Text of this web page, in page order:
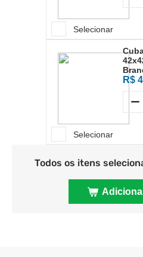
Selecionar
R$
Selecionar
Todos os itens